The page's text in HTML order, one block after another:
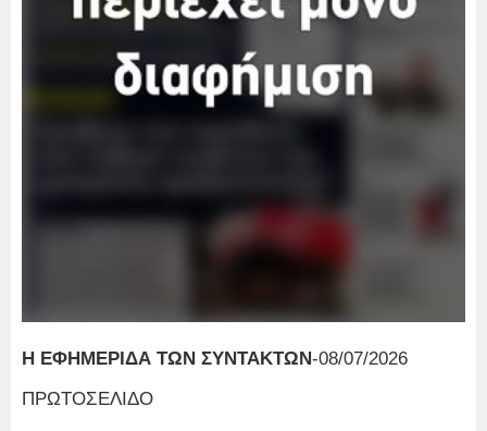
Η ΕΦΗΜΕΡΙΔΑ ΤΩΝ ΣΥΝΤΑΚΤΩΝ-08/07/2026
ΠΡΩΤΟΣΕΛΙΔΟ